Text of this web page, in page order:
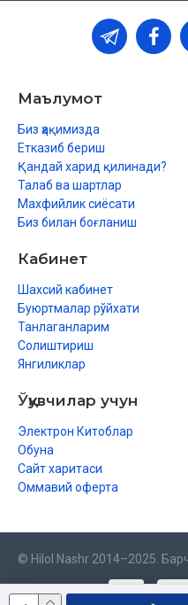
Маълумот
Биз ҳақимизда
Етказиб бериш
Қандай харид қилинади?
Талаб ва шартлар
Махфийлик сиёсати
Биз билан боғланиш
Кабинет
Шахсий кабинет
Буюртмалар рўйхати
Танлаганларим
Солиштириш
Янгиликлар
Ўқувчилар учун
Электрон Китоблар
Обуна
Сайт харитаси
Оммавий оферта
© Hilol Nashr 2014–2025.